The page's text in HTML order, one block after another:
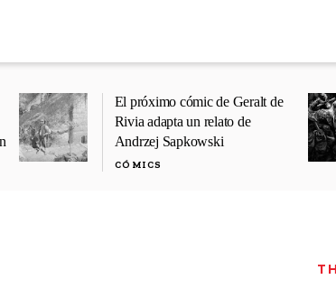
El próximo cómic de Geralt de
Rivia adapta un relato de
Andrzej Sapkowski
CÓMICS